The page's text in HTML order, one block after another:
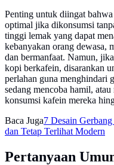
Penting untuk diingat
optimal jika dikonsumsi
tinggi lemak yang dapat
kebanyakan orang dewasa,
dan bermanfaat. Namun,
kopi berkafein, disarankan
perlahan guna menghindari
sedang mencoba hamil,
konsumsi kafein mereka
Baca Juga7 Desain
dan Tetap Terlihat Modern
Pertanyaan